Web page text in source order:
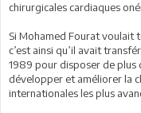
chirurgicales cardiaques
Si Mohamed Fourat voulait
c’est ainsi qu’il avait
1989 pour disposer de plus
développer et améliorer la
internationales les plus